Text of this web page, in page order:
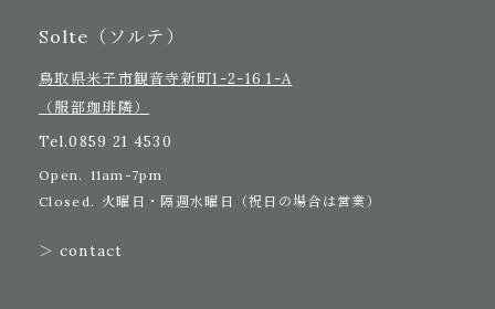
Solte（ソルテ）
鳥取県米子市観音寺新町1-2-16 1-A
（服部珈琲隣）
Tel.0859 21 4530
Open. 11am-7pm
Closed. 火曜日・隔週水曜日（祝日の場合は営業）
＞ contact